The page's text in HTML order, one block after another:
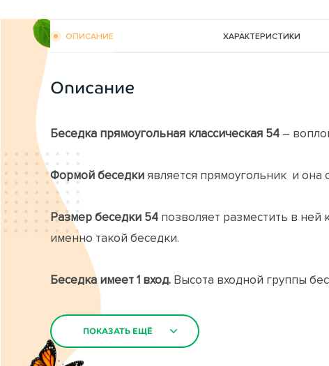
ОПИСАНИЕ ХАРАКТЕРИСТИКИ
Описание
Беседка прямоугольная классическая 54 –
Формой беседки является прямоугольник и она
Размер беседки 54 позволяет разместить в
именно такой беседки.
Беседка имеет 1 вход. Высота входной группы
Детали прямоугольная беседки 54
при
камерной сушки, что исключает скрипы и
ПОКАЗАТЬ ЕЩЁ
ПОКАЗАТЬ ЕЩЁ